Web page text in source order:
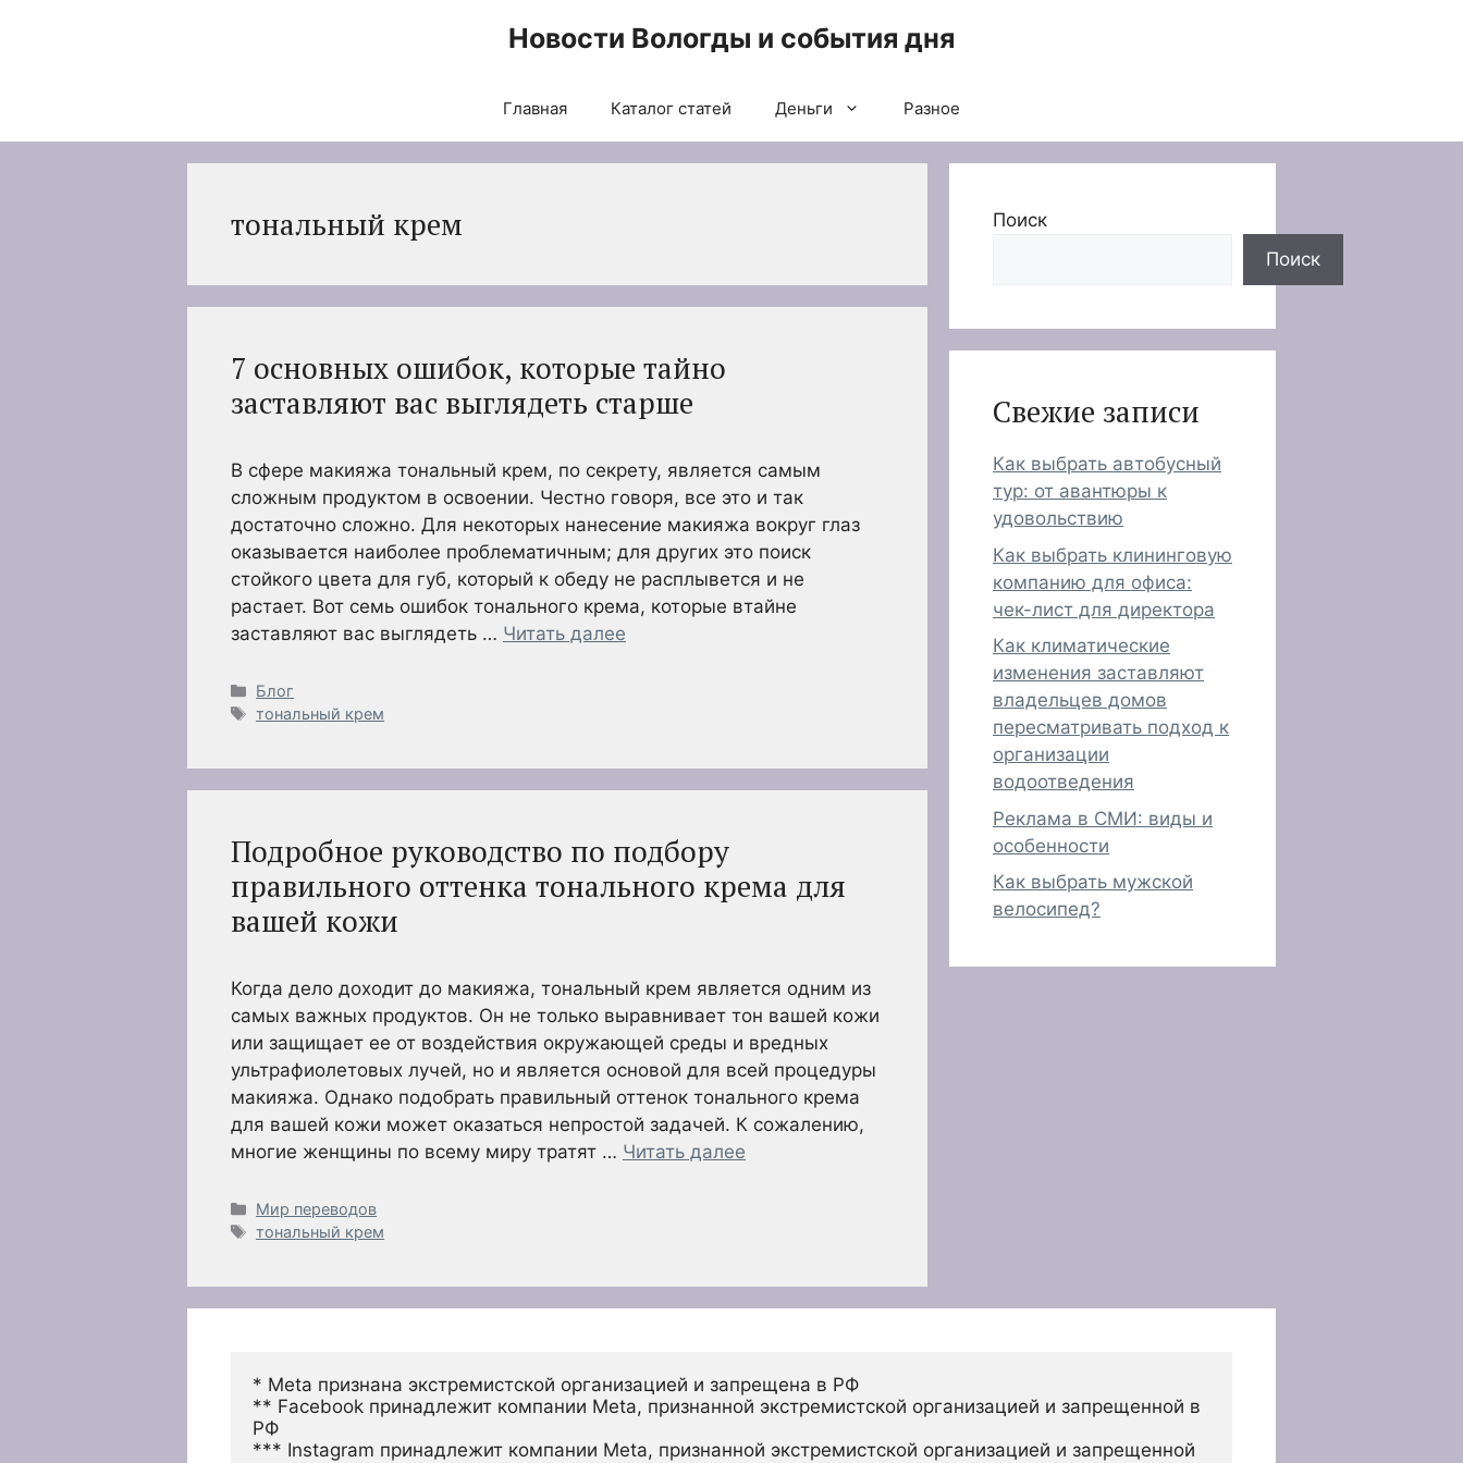
Новости Вологды и события дня
Главная Каталог статей Деньги Разное
тональный крем
7 основных ошибок, которые тайно
заставляют вас выглядеть старше
В сфере макияжа тональный крем, по секрету, является самым
сложным продуктом в освоении. Честно говоря, все это и так
достаточно сложно. Для некоторых нанесение макияжа вокруг глаз
оказывается наиболее проблематичным; для других это поиск
стойкого цвета для губ, который к обеду не расплывется и не
растает. Вот семь ошибок тонального крема, которые втайне
заставляют вас выглядеть … Читать далее
Рубрики
Блог
Метки
тональный крем
Подробное руководство по подбору
правильного оттенка тонального крема для
вашей кожи
Когда дело доходит до макияжа, тональный крем является одним из
самых важных продуктов. Он не только выравнивает тон вашей кожи
или защищает ее от воздействия окружающей среды и вредных
ультрафиолетовых лучей, но и является основой для всей процедуры
макияжа. Однако подобрать правильный оттенок тонального крема
для вашей кожи может оказаться непростой задачей. К сожалению,
многие женщины по всему миру тратят … Читать далее
Рубрики
Мир переводов
Метки
тональный крем
Поиск
Поиск
Свежие записи
Как выбрать автобусный
тур: от авантюры к
удовольствию
Как выбрать клининговую
компанию для офиса:
чек-лист для директора
Как климатические
изменения заставляют
владельцев домов
пересматривать подход к
организации
водоотведения
Реклама в СМИ: виды и
особенности
Как выбрать мужской
велосипед?
* Meta признана экстремистской организацией и запрещена в РФ
** Facebook принадлежит компании Meta, признанной экстремистской организацией и запрещенной в
РФ
*** Instagram принадлежит компании Meta, признанной экстремистской организацией и запрещенной